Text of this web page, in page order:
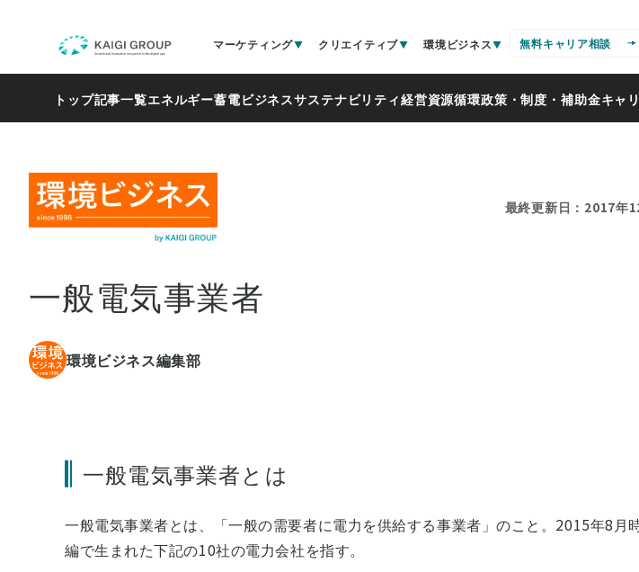
マーケティング クリエイティブ 環境ビジネス 無料キャリア相談
トップ記事一覧エネルギー蓄電ビジネスサステナビリティ経営資源循環政策・制度・補助金キャ
最終更新日：2017年
一般電気事業者
環境ビジネス編集部
一般電気事業者とは
一般電気事業者とは、「一般の需要者に電力を供給する事業者」のこと。2015年8月
編で生まれた下記の10社の電力会社を指す。